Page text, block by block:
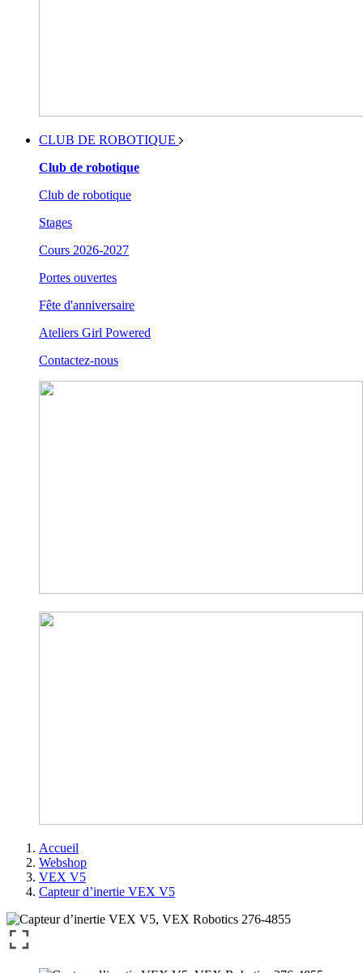
CLUB DE ROBOTIQUE
Club de robotique
Club de robotique
Stages
Cours 2026-2027
Portes ouvertes
Fête d'anniversaire
Ateliers Girl Powered
Contactez-nous
Accueil
Webshop
VEX V5
Capteur d’inertie VEX V5